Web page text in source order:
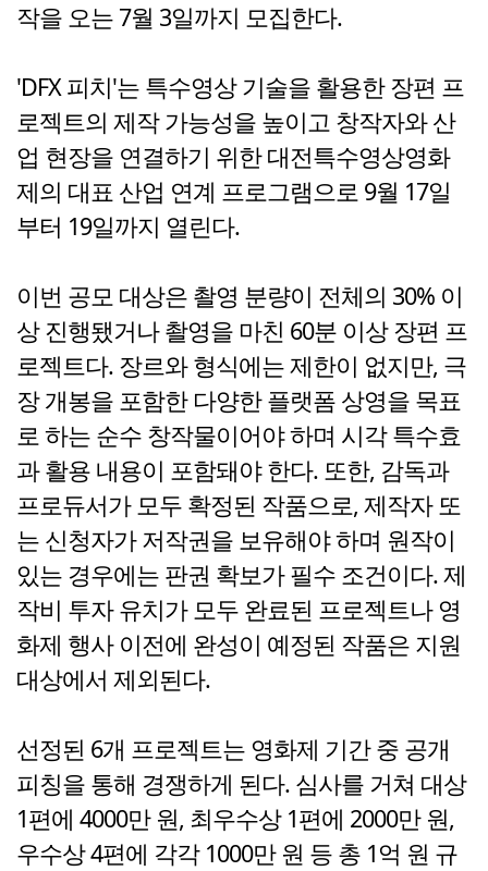
작을 오는 7월 3일까지 모집한다.
'DFX 피치'는 특수영상 기술을 활용한 장편 프
로젝트의 제작 가능성을 높이고 창작자와 산
업 현장을 연결하기 위한 대전특수영상영화
제의 대표 산업 연계 프로그램으로 9월 17일
부터 19일까지 열린다.
이번 공모 대상은 촬영 분량이 전체의 30% 이
상 진행됐거나 촬영을 마친 60분 이상 장편 프
로젝트다. 장르와 형식에는 제한이 없지만, 극
장 개봉을 포함한 다양한 플랫폼 상영을 목표
로 하는 순수 창작물이어야 하며 시각 특수효
과 활용 내용이 포함돼야 한다. 또한, 감독과
프로듀서가 모두 확정된 작품으로, 제작자 또
는 신청자가 저작권을 보유해야 하며 원작이
있는 경우에는 판권 확보가 필수 조건이다. 제
작비 투자 유치가 모두 완료된 프로젝트나 영
화제 행사 이전에 완성이 예정된 작품은 지원
대상에서 제외된다.
선정된 6개 프로젝트는 영화제 기간 중 공개
피칭을 통해 경쟁하게 된다. 심사를 거쳐 대상
1편에 4000만 원, 최우수상 1편에 2000만 원,
우수상 4편에 각각 1000만 원 등 총 1억 원 규